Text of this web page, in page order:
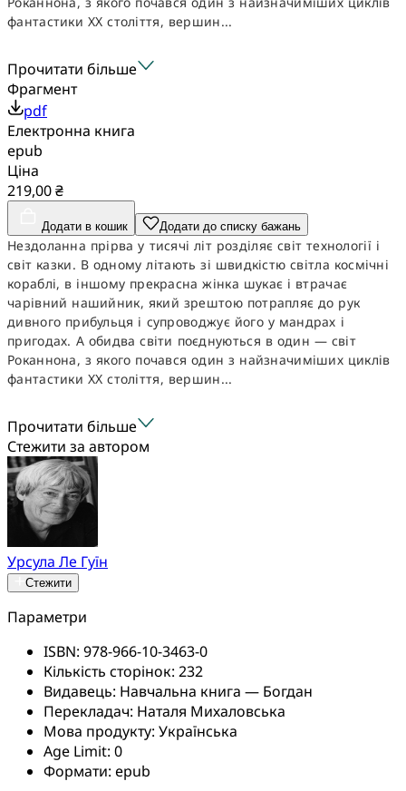
фантастики ХХ століття, вершин...
Прочитати більше
Фрагмент
pdf
Електронна книга
epub
Ціна
219,00 ₴
Додати в кошик Додати до списку бажань
Нездоланна прірва у тисячі літ розділяє світ технології і
світ казки. В одному літають зі швидкістю світла космічні
кораблі, в іншому прекрасна жінка шукає і втрачає
чарівний нашийник, який зрештою потрапляє до рук
дивного прибульця і супроводжує його у мандрах і
пригодах. А обидва світи поєднуються в один — світ
Роканнона, з якого почався один з найзначиміших циклів
фантастики ХХ століття, вершин...
Прочитати більше
Стежити за автором
Урсула Ле Гуїн
Стежити
Параметри
ISBN: 978-966-10-3463-0
Кількість сторінок: 232
Видавець: Навчальна книга — Богдан
Перекладач: Наталя Михаловська
Мова продукту: Українська
Age Limit: 0
Формати: epub